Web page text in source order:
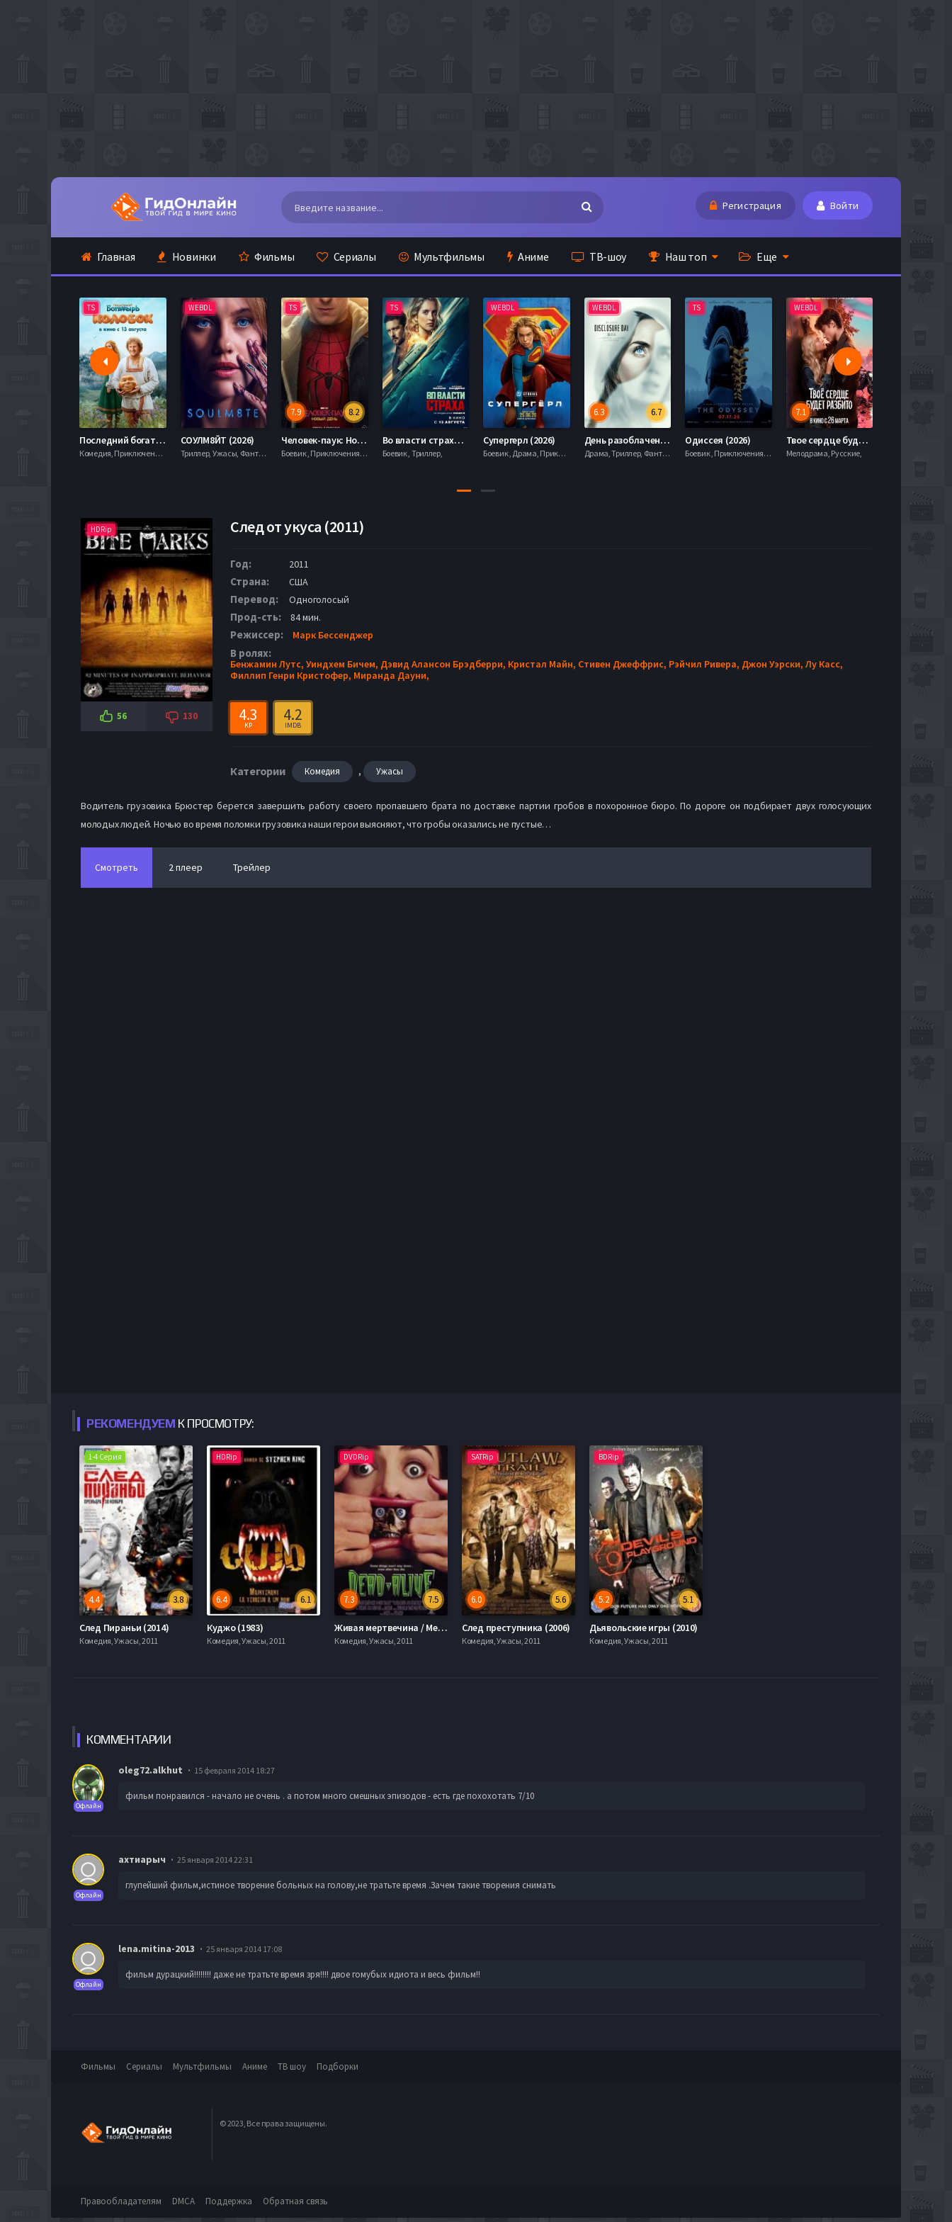
Регистрация Войти
Главная Новинки Фильмы Сериалы Мультфильмы Аниме ТВ-шоу Наш топ Еще
TS
Последний богатырь. Колобок (2026)
Комедия, Приключения, Фэнтези,
WEBDL
СОУЛМ8ЙТ (2026)
Триллер, Ужасы, Фантастика,
TS
8.2
7.9
Человек-паук: Новый день (2026)
Боевик , Приключения, Фантастика, Фэнтези,
TS
Во власти страха (2026)
Боевик , Триллер,
WEBDL
Супергерл (2026)
Боевик , Драма, Приключения, Фантастика,
WEBDL
6.7
6.3
День разоблачения (2026)
Драма, Триллер, Фантастика,
TS
Одиссея (2026)
Боевик , Приключения, Фэнтези,
WEBDL
7.1
Твое сердце будет разбито (2026)
Мелодрама, Русские,
HDRip
56 130
След от укуса (2011)
Год: 2011
Страна: США
Перевод: Одноголосый
Прод-сть: 84 мин.
Режиссер: Марк Бессенджер
В ролях:
Бенжамин Лутс, Уиндхем Бичем, Дэвид Алансон Брэдберри, Кристал Майн, Стивен Джеффрис, Рэйчил Ривера, Джон Уэрски,Лу Касс,
Филлип Генри Кристофер, Миранда Дауни,
4.3
KP
4.2
IMDB
Категории Комедия , Ужасы
Водитель грузовика Брюстер берется завершить работу своего пропавшего брата по доставке партии гробов в похоронное бюро. По дороге он подбирает двух голосующих
молодых людей. Ночью во время поломки грузовика наши герои выясняют, что гробы оказались не пустые…
Смотреть 2 плеер Трейлер
РЕКОМЕНДУЕМ К ПРОСМОТРУ:
1-4 Серия
3.8
4.4
След Пираньи (2014)
Комедия, Ужасы, 2011
HDRip
6.1
6.4
Куджо (1983)
Комедия, Ужасы, 2011
DVDRip
7.5
7.3
Живая мертвечина / Мертв мозгом (1992)
Комедия, Ужасы, 2011
SATRip
5.6
6.0
След преступника (2006)
Комедия, Ужасы, 2011
BDRip
5.1
5.2
Дьявольские игры (2010)
Комедия, Ужасы, 2011
КОММЕНТАРИИ
Офлайн
oleg72.alkhut 15 февраля 2014 18:27
фильм понравился - начало не очень . а потом много смешных эпизодов - есть где похохотать 7/10
Офлайн
ахтиарыч 25 января 2014 22:31
глупейший фильм,истиное творение больных на голову,не тратьте время .Зачем такие творения снимать
Офлайн
lena.mitina-2013 25 января 2014 17:08
фильм дурацкий!!!!!!!! даже не тратьте время зря!!!! двое гомубых идиота и весь фильм!!
Фильмы Сериалы Мультфильмы Аниме ТВ шоу Подборки
© 2023, Все права защищены.
Правообладателям DMCA Поддержка Обратная связь